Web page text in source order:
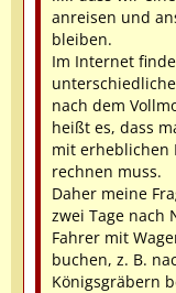
anreisen und
bleiben.
Im Internet
nach dem
heißt es, dass
mit erheblichen
rechnen muss.
Daher meine
zwei Tage nach
Fahrer mit
buchen, z. B.
Königsgräbern